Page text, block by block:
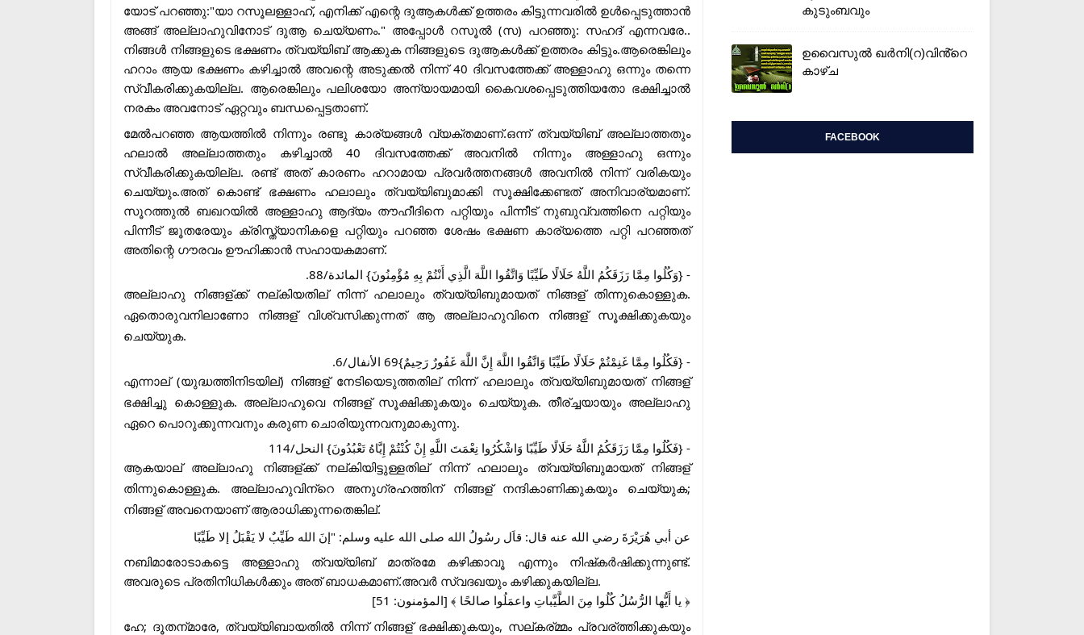
യോട് പറഞ്ഞു:"യാ റസൂലള്ളാഹ്, എനിക്ക് എന്റെ ദുആകൾക്ക് ഉത്തരം കിട്ടുന്നവരിൽ ഉൾപ്പെടുത്താൻ
അങ്ങ് അല്ലാഹുവിനോട് ദുആ ചെയ്യണം." അപ്പോൾ റസൂൽ (സ) പറഞ്ഞു: സഹദ് എന്നവരേ..
നിങ്ങൾ നിങ്ങളുടെ ഭക്ഷണം ത്വയ്യിബ് ആക്കുക നിങ്ങളുടെ ദുആകൾക്ക് ഉത്തരം കിട്ടും.ആരെങ്കിലും
ഹറാം ആയ ഭക്ഷണം കഴിച്ചാൽ അവന്റെ അടുക്കൽ നിന്ന് 40 ദിവസത്തേക്ക് അള്ളാഹു ഒന്നും തന്നെ
സ്വീകരിക്കുകയില്ല. ആരെങ്കിലും പലിശയോ അന്യായമായി കൈവശപ്പെടുത്തിയതോ ഭക്ഷിച്ചാൽ
നരകം അവനോട് ഏറ്റവും ബന്ധപ്പെട്ടതാണ്.
മേൽപറഞ്ഞ ആയത്തിൽ നിന്നും രണ്ടു കാര്യങ്ങൾ വ്യക്തമാണ്.ഒന്ന് ത്വയ്യിബ് അല്ലാത്തതും
ഹലാൽ അല്ലാത്തതും കഴിച്ചാൽ 40 ദിവസത്തേക്ക് അവനിൽ നിന്നും അള്ളാഹു ഒന്നും
സ്വീകരിക്കുകയില്ല. രണ്ട് അത് കാരണം ഹറാമായ പ്രവർത്തനങ്ങൾ അവനിൽ നിന്ന് വരികയും
ചെയ്യും.അത് കൊണ്ട് ഭക്ഷണം ഹലാലും ത്വയ്യിബുമാക്കി സൂക്ഷിക്കേണ്ടത് അനിവാര്യമാണ്.
സൂറത്തുൽ ബഖറയിൽ അള്ളാഹു ആദ്യം തൗഹീദിനെ പറ്റിയും പിന്നീട് നുബുവ്വത്തിനെ പറ്റിയും
പിന്നീട് ജൂതരേയും ക്രിസ്ത്യാനികളെ പറ്റിയും പറഞ്ഞ ശേഷം ഭക്ഷണ കാര്യത്തെ പറ്റി പറഞ്ഞത്
അതിന്റെ ഗൗരവം ഊഹിക്കാൻ സഹായകമാണ്.
- {وَكُلُوا مِمَّا رَزَقَكُمُ اللَّهُ حَلَالًا طَيِّبًا وَاتَّقُوا اللَّهَ الَّذِي أَنْتُمْ بِهِ مُؤْمِنُونَ} المائدة/88.
അല്ലാഹു നിങ്ങള്ക്ക് നല്കിയതില്നിന്ന് ഹലാലും ത്വയ്യിബുമായത് നിങ്ങള്തിന്നുകൊള്ളുക.
ഏതൊരുവനിലാണോ നിങ്ങള്വിശ്വസിക്കുന്നത് ആ അല്ലാഹുവിനെ നിങ്ങള്സൂക്ഷിക്കുകയും
ചെയ്യുക.
- {فَكُلُوا مِمَّا غَنِمْتُمْ حَلَالًا طَيِّبًا وَاتَّقُوا اللَّهَ إِنَّ اللَّهَ غَفُورٌ رَحِيمٌ}69 الأنفال/6.
എന്നാല്(യുദ്ധത്തിനിടയില്) നിങ്ങള്നേടിയെടുത്തതില്നിന്ന് ഹലാലും ത്വയ്യിബുമായത് നിങ്ങള്
ഭക്ഷിച്ചു കൊള്ളുക. അല്ലാഹുവെ നിങ്ങള്സൂക്ഷിക്കുകയും ചെയ്യുക. തീര്ച്ചയായും അല്ലാഹു
ഏറെ പൊറുക്കുന്നവനും കരുണ ചൊരിയുന്നവനുമാകുന്നു.
- {فَكُلُوا مِمَّا رَزَقَكُمُ اللَّهُ حَلَالًا طَيِّبًا وَاشْكُرُوا نِعْمَتَ اللَّهِ إِنْ كُنْتُمْ إِيَّاهُ تَعْبُدُونَ} النحل/114
ആകയാല്അല്ലാഹു നിങ്ങള്ക്ക് നല്കിയിട്ടുള്ളതില്നിന്ന് ഹലാലും ത്വയ്യിബുമായത് നിങ്ങള്
തിന്നുകൊള്ളുക. അല്ലാഹുവിന്റെ അനുഗ്രഹത്തിന് നിങ്ങള്നന്ദികാണിക്കുകയും ചെയ്യുക;
നിങ്ങള്അവനെയാണ് ആരാധിക്കുന്നതെങ്കില്.
عن أبي هُرَيْرَةَ رضي الله عنه قال: قاَل رسُولُ الله صلى الله عليه وسلم: "إنَ الله طَيِّبٌ لا يَقْبَلُ إلا طَيِّبًا
നബിമാരോടാകട്ടെ അള്ളാഹു ത്വയ്യിബ് മാത്രമേ കഴിക്കാവൂ എന്നും നിഷ്‌കർഷിക്കുന്നുണ്ട്.
അവരുടെ പ്രതിനിധികൾക്കും അത് ബാധകമാണ്.അവർ സ്വദഖയും കഴിക്കുകയില്ല.
﴿ يا أَيُّها الرُّسُلُ كُلُوا مِنَ الطَّيَّباتِ واعمَلُوا صالحًا ﴾ [المؤمنون: 51]
ഹേ; ദൂതന്മാരേ, ത്വയ്യിബായതിൽ നിന്ന് നിങ്ങള്ഭക്ഷിക്കുകയും, സല്കര്മ്മം പ്രവര്ത്തിക്കുകയും
കുടുംബവും
ഉവൈസുല്‍ ഖർനി(റ)വിൻ്റെ
കാഴ്ച
FACEBOOK